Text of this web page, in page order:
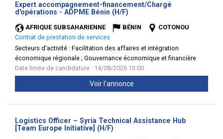
Expert accompagnement-financement/Chargé
d'opérations - ADPME Bénin (H/F)
AFRIQUE SUBSAHARIENNE BÉNIN
COTONOU
Contrat de prestation de services
Secteurs d'activité : Facilitation des affaires et intégration
économique régionale ; Gouvernance économique et financière
Date limite de candidature : 14/08/2026 13:00
Voir l'annonce
Logistics Officer – Syria Technical Assistance Hub
[Team Europe Initiative] (H/F)